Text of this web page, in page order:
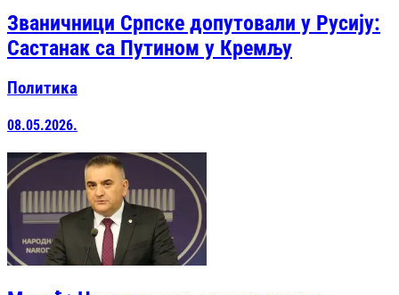
Званичници Српске допутовали у Русију:
Састанак са Путином у Кремљу
Политика
08.05.2026.